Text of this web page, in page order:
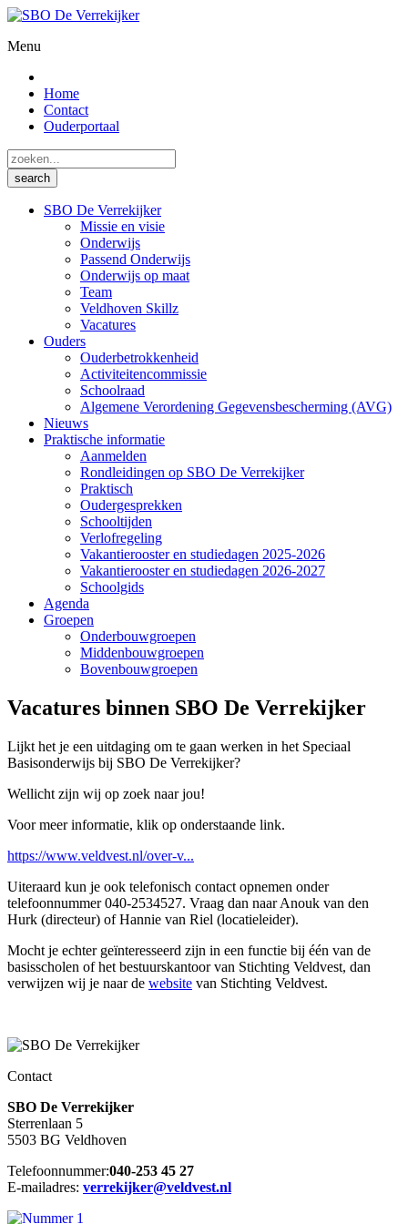
Menu
Home
Contact
Ouderportaal
SBO De Verrekijker
Missie en visie
Onderwijs
Passend Onderwijs
Onderwijs op maat
Team
Veldhoven Skillz
Vacatures
Ouders
Ouderbetrokkenheid
Activiteitencommissie
Schoolraad
Algemene Verordening Gegevensbescherming (AVG)
Nieuws
Praktische informatie
Aanmelden
Rondleidingen op SBO De Verrekijker
Praktisch
Oudergesprekken
Schooltijden
Verlofregeling
Vakantierooster en studiedagen 2025-2026
Vakantierooster en studiedagen 2026-2027
Schoolgids
Agenda
Groepen
Onderbouwgroepen
Middenbouwgroepen
Bovenbouwgroepen
Vacatures binnen SBO De Verrekijker
Lijkt het je een uitdaging om te gaan werken in het Speciaal
Basisonderwijs bij SBO De Verrekijker?
Wellicht zijn wij op zoek naar jou!
Voor meer informatie, klik op onderstaande link.
https://www.veldvest.nl/over-v...
Uiteraard kun je ook telefonisch contact opnemen onder
telefoonnummer 040-2534527. Vraag dan naar Anouk van den
Hurk (directeur) of Hannie van Riel (locatieleider).
Mocht je echter geïnteresseerd zijn in een functie bij één van de
basisscholen of het bestuurskantoor van Stichting Veldvest, dan
verwijzen wij je naar de website van Stichting Veldvest.
Contact
SBO De Verrekijker
Sterrenlaan 5
5503 BG Veldhoven
Telefoonnummer:040-253 45 27
E-mailadres: verrekijker@veldvest.nl